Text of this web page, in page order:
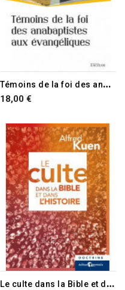
T
émoins de la foi des anabaptistes aux évangéliques
18,00 €
L
e culte dans la Bible et dans l'histoire